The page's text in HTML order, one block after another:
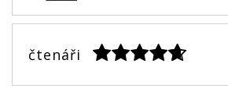
čtenáři